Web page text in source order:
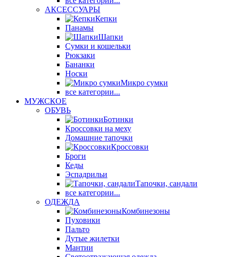
АКСЕССУАРЫ
Кепки
Панамы
Шапки
Сумки и кошельки
Рюкзаки
Бананки
Носки
Микро сумки
все категории...
МУЖСКОЕ
ОБУВЬ
Ботинки
Кроссовки на меху
Домашние тапочки
Кроссовки
Броги
Кеды
Эспадрильи
Тапочки, сандали
все категории...
ОДЕЖДА
Комбинезоны
Пуховики
Пальто
Дутые жилетки
Мантии